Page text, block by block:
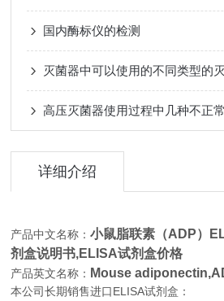
国内酶标仪的检测
灭菌器中可以使用的不同类型的
高压灭菌器使用过程中几种不正
详细介绍
产品中文名称：小鼠脂联素（ADP）
剂盒说明书,ELISA试剂盒价格
产品英文名称： Mouse
本公司长期销售进口ELISA试剂盒：